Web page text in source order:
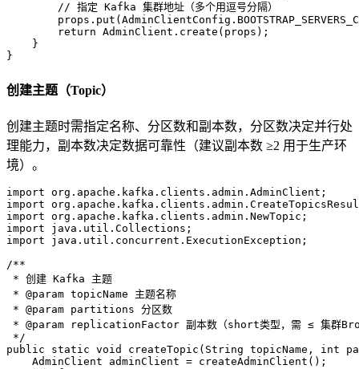
// 指定 Kafka 集群地址（多个用逗号分隔）
return AdminClient.create(props);
    }
}
创建主题（Topic）
创建主题时需指定名称、分区数和副本数，分区数决定并行处
理能力，副本数决定数据可靠性（建议副本数 ≥2 用于生产环
境）。
import
import
import
import
import java.util.concurrent.ExecutionException;
/**
* 创建 Kafka 主题
* @param topicName 主题名称
* @param partitions 分区数
* @param replicationFactor 副本数（short类型，需 ≤ 集群
*/
public
static void createTopic (String topicName, int
AdminClient
adminClient = createAdminClient();